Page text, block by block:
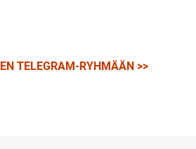
TELEGRAM-RYHMÄÄN >>